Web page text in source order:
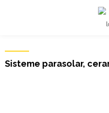
Sisteme parasolar,